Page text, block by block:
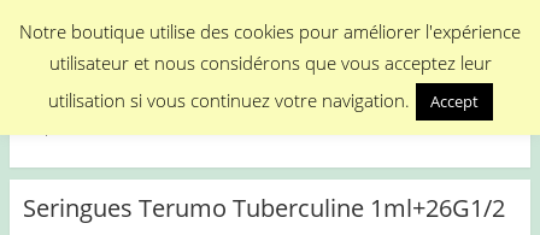
Menu
Medical Promotion
Seringues Terumo Tuberculine 1ml+26G1/2
Notre boutique utilise des cookies pour améliorer l'expérience
utilisateur et nous considérons que vous acceptez leur
utilisation si vous continuez votre navigation.
Accept